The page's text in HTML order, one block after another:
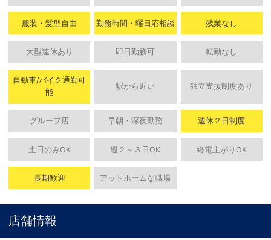
服装・髪型自由 勤務時間・曜日応相談 残業なし
大型連休あり 即日勤務可 転勤なし
自動車/バイク通勤可
能
駅から近い 独立支援制度あり
グループ店 早朝・深夜勤務 週休２日制度
土日のみOK 週２～３日OK 終電上がりOK
長期歓迎 アットホームな職場
店舗情報